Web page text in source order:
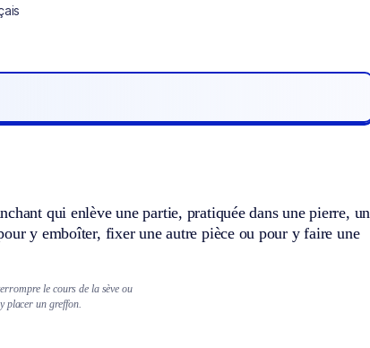
qui enlève une partie, pratiquée dans une pierre, un
y emboîter, fixer une autre pièce ou pour y faire une
le cours de la sève ou
placer un greffon.